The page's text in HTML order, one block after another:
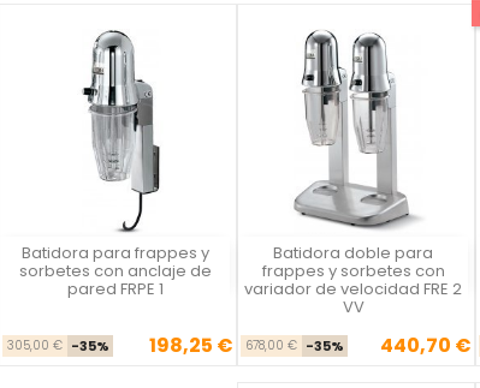
Batidora para frappes y
sorbetes con anclaje de
pared FRPE 1
Precio base
305,00 € -35% Precio
198,25 €

Vista rápida Batidora doble para
frappes y sorbetes con
variador de velocidad FRE 2
VV
Precio base
678,00 € -35% Precio
440,70 €

Vista rápida